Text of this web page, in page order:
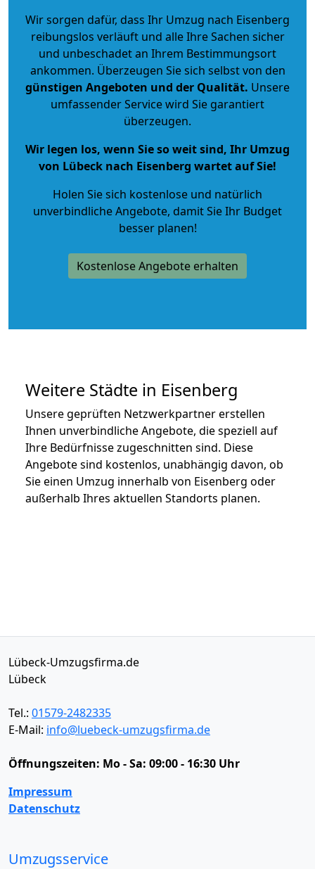
Wir sorgen dafür, dass Ihr Umzug nach Eisenberg
reibungslos verläuft und alle Ihre Sachen sicher
und unbeschadet an Ihrem Bestimmungsort
ankommen. Überzeugen Sie sich selbst von den
günstigen Angeboten und der Qualität. Unsere
umfassender Service wird Sie garantiert
überzeugen.
Wir legen los, wenn Sie so weit sind, Ihr Umzug
von Lübeck nach Eisenberg wartet auf Sie!
Holen Sie sich kostenlose und natürlich
unverbindliche Angebote, damit Sie Ihr Budget
besser planen!
Kostenlose Angebote erhalten
Weitere Städte in Eisenberg
Unsere geprüften Netzwerkpartner erstellen
Ihnen unverbindliche Angebote, die speziell auf
Ihre Bedürfnisse zugeschnitten sind. Diese
Angebote sind kostenlos, unabhängig davon, ob
Sie einen Umzug innerhalb von Eisenberg oder
außerhalb Ihres aktuellen Standorts planen.
Lübeck-Umzugsfirma.de
Lübeck
Tel.: 01579-2482335
E-Mail: info@luebeck-umzugsfirma.de
Öffnungszeiten: Mo - Sa: 09:00 - 16:30 Uhr
Impressum
Datenschutz
Umzugsservice